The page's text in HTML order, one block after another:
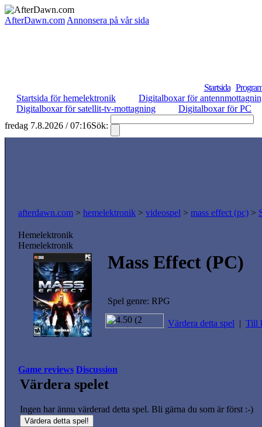
AfterDawn.com Annonsera på vår sida
Startsida
Startsida för hemelektronik
Digitalboxar för
Digitalboxar för satellit-tv-mottagning
Digitalboxar för PC
fredag 7.8.2026 / 07:16Sök:
afterdawn.com > hemelektronik > videospel > mass effect (pc) >
Hemelektronik
Hemelektronik
Mass Effect (PC)
Spel genre: RPG
Värdera detta spel | Till
Game reviews Discussion
Värdera spelet
Ingen har ännu värderad detta spel. Bli gärna du som är först :-)